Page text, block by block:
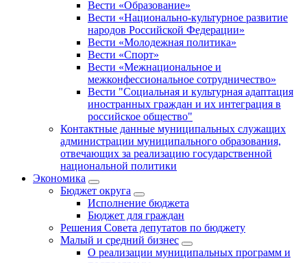
Вести «Образование»
Вести «Национально-культурное развитие
народов Российской Федерации»
Вести «Молодежная политика»
Вести «Спорт»
Вести «Межнациональное и
межконфессиональное сотрудничество»
Вести "Социальная и культурная адаптация
иностранных граждан и их интеграция в
российское общество"
Контактные данные муниципальных служащих
администрации муниципального образования,
отвечающих за реализацию государственной
национальной политики
Экономика
Бюджет округa
Исполнение бюджета
Бюджет для граждан
Решения Совета депутатов по бюджету
Малый и средний бизнес
О реализации муниципальных программ и